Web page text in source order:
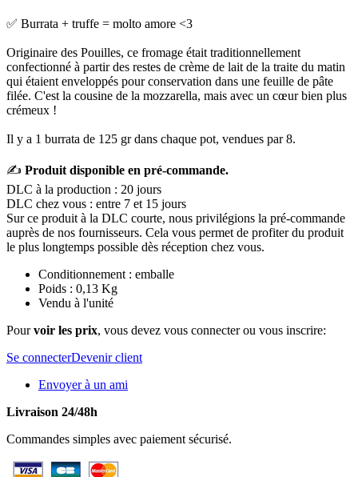
✅ Burrata + truffe = molto amore <3
Originaire des Pouilles, ce fromage était traditionnellement
confectionné à partir des restes de crème de lait de la traite du matin
qui étaient enveloppés pour conservation dans une feuille de pâte
filée. C'est la cousine de la mozzarella, mais avec un cœur bien plus
crémeux !
Il y a 1 burrata de 125 gr dans chaque pot, vendues par 8.
✍️ Produit disponible en pré-commande.
DLC à la production : 20 jours
DLC chez vous : entre 7 et 15 jours
Sur ce produit à la DLC courte, nous privilégions la pré-commande
auprès de nos fournisseurs. Cela vous permet de profiter du produit
le plus longtemps possible dès réception chez vous.
Conditionnement : emballe
Poids : 0,13 Kg
Vendu à l'unité
Pourvoir les prix, vous devez vous connecter ou vous inscrire:
Se connecterDevenir client
Envoyer à un ami
Livraison 24/48h
Commandes simples avec paiement sécurisé.